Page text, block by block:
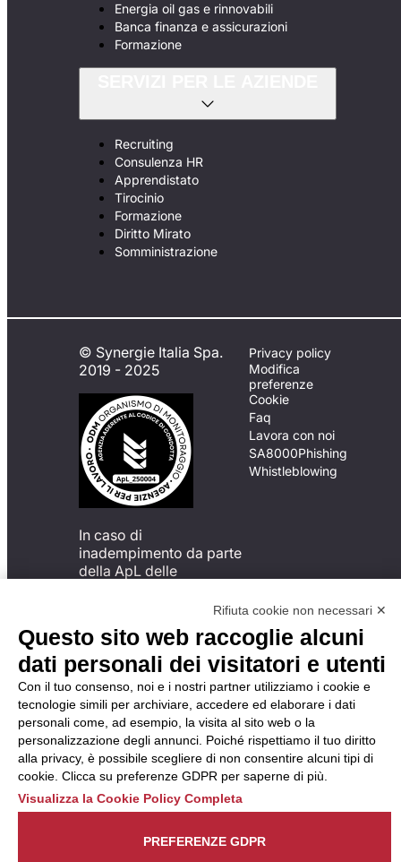
Energia oil gas e rinnovabili
Banca finanza e assicurazioni
Formazione
Recruiting
Consulenza HR
Apprendistato
Tirocinio
Formazione
Diritto Mirato
Somministrazione
© Synergie Italia Spa.
2019 - 2025
In caso di
inadempimento da parte
della ApL delle
del Codice di Condotta, è
possibile presentare un
reclamo
all’Organismo di
Monitoraggio utilizzando
una delle modalità
descritte al seguente
indirizzo web
https://odm-
agenzielavoro.it/reclami/ .
Privacy policy
Modifica
preferenze
Cookie
Faq
Lavora con noi
SA8000Phishing
Whistleblowing
Rifiuta cookie non necessari ✕
Questo sito web raccoglie alcuni
dati personali dei visitatori e utenti
Con il tuo consenso, noi e i nostri partner utilizziamo i cookie e
tecnologie simili per archiviare, accedere ed elaborare i dati
personali come, ad esempio, la visita al sito web o la
personalizzazione degli annunci. Poiché rispettiamo il tuo diritto
alla privacy, è possibile scegliere di non consentire alcuni tipi di
cookie. Clicca su preferenze GDPR per saperne di più.
Visualizza la Cookie Policy Completa
PREFERENZE GDPR